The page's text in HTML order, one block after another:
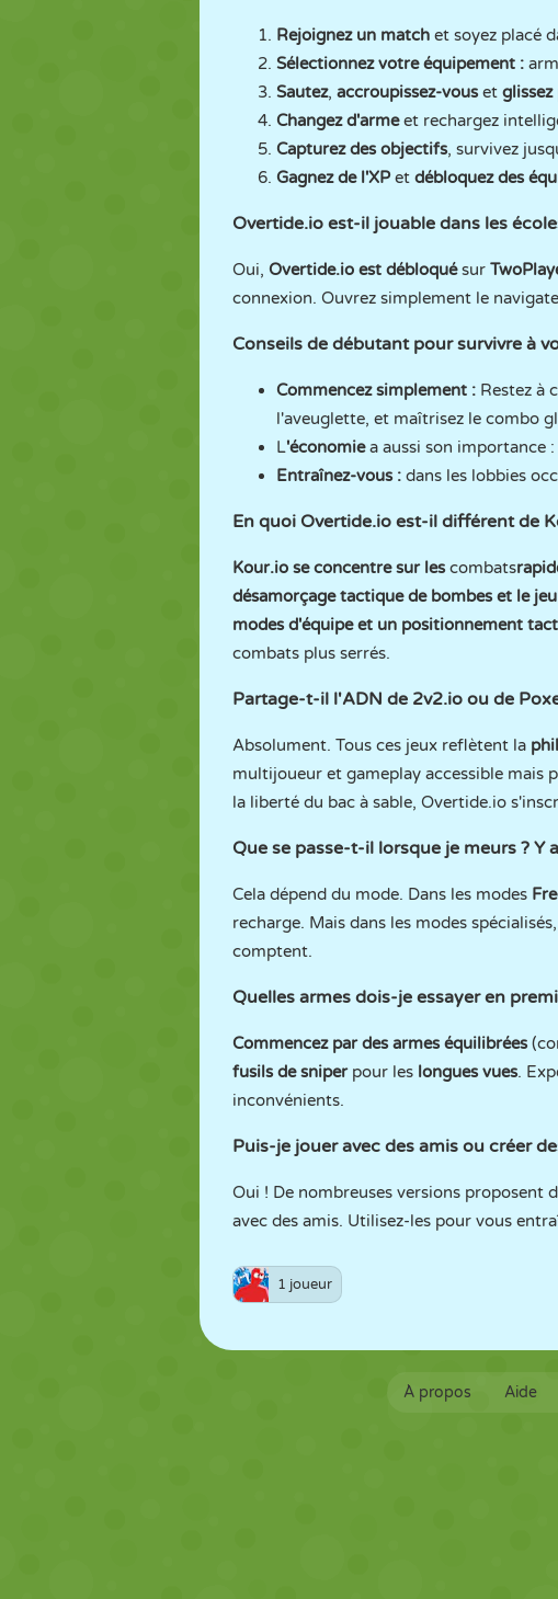
Rejoignez un match et soyez placé
Sélectionnez votre équipement :
Sautez, accroupissez-vouset glissez
Changez d'armeet rechargez
Capturez des objectifs, survivez
Gagnez de l'XPet débloquez des
Overtide.io est-il jouable dans les
Oui, Overtide.io est débloquésur
connexion. Ouvrez simplement le
Conseils de débutant pour survivre à
Commencez simplement : Restez à
l'aveuglette, et maîtrisez le combo
L'économiea aussi son importance
Entraînez-vous : dans les lobbies
En quoi Overtide.io est-il différent de
Kour.io se concentre sur lescombats
désamorçage tactique de bombes et le
modes d'équipe et un positionnement
combats plus serrés.
Partage-t-il l'ADN de 2v2.io ou de
Absolument. Tous ces jeux reflètent la
multijoueur et gameplay accessible mais
la liberté du bac à sable, Overtide.io
Que se passe-t-il lorsque je meurs ? Y
Cela dépend du mode. Dans les modes
recharge. Mais dans les modes
comptent.
Quelles armes dois-je essayer en
Commencez par des armes équilibrées
fusils de sniper pour les longues vues.
inconvénients.
Puis-je jouer avec des amis ou créer
Oui ! De nombreuses versions proposent
avec des amis. Utilisez-les pour vous
1 joueur
À propos Aide